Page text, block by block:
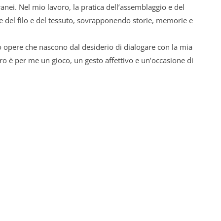
Nel mio lavoro, la pratica dell’assemblaggio e del
del filo e del tessuto, sovrapponendo storie, memorie e
che nascono dal desiderio di dialogare con la mia
è per me un gioco, un gesto affettivo e un’occasione di